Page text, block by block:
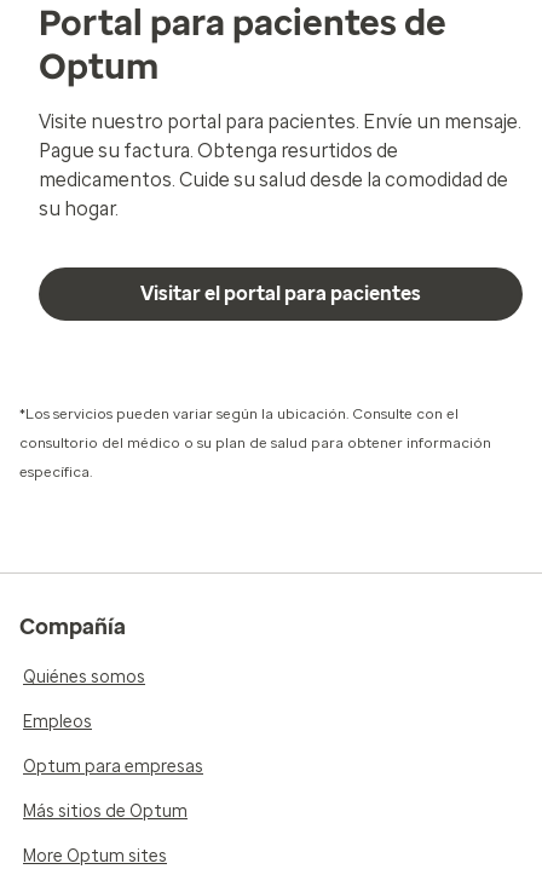
Portal para pacientes de
Optum
Visite nuestro portal para pacientes. Envíe un mensaje.
Pague su factura. Obtenga resurtidos de
medicamentos. Cuide su salud desde la comodidad de
su hogar.
Visitar el portal para pacientes
*Los servicios pueden variar según la ubicación. Consulte con el
consultorio del médico o su plan de salud para obtener información
específica.
Compañía
Quiénes somos
Empleos
Optum para empresas
Más sitios de Optum
More Optum sites